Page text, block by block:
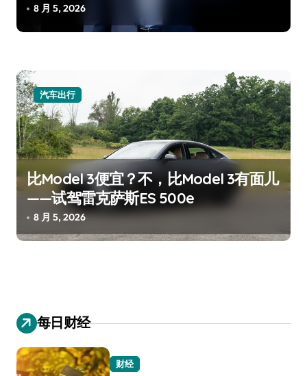
8 月 5, 2026
汽车出行
比Model 3便宜？不，比Model 3有面儿
——试驾雷克萨斯ES 500e
8 月 5, 2026
每日财经
财经